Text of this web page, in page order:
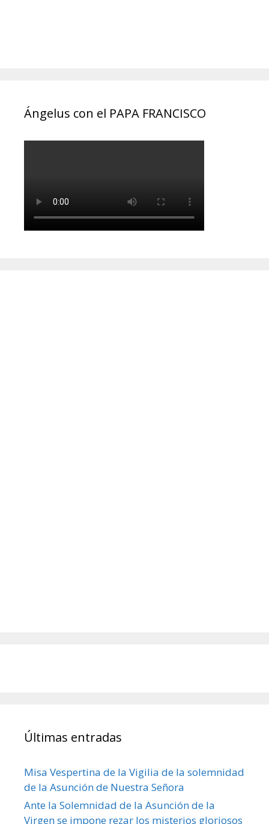
Ángelus con el PAPA FRANCISCO
Últimas entradas
Misa Vespertina de la Vigilia de la solemnidad
de la Asunción de Nuestra Señora
Ante la Solemnidad de la Asunción de la
Virgen se impone rezar los misterios gloriosos